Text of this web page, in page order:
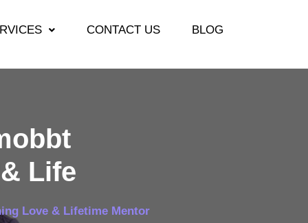
CONTACT US BLOG
Life
Love & Lifetime Mentor